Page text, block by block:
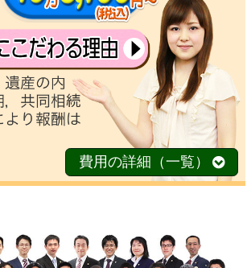
費用の詳細（一覧）